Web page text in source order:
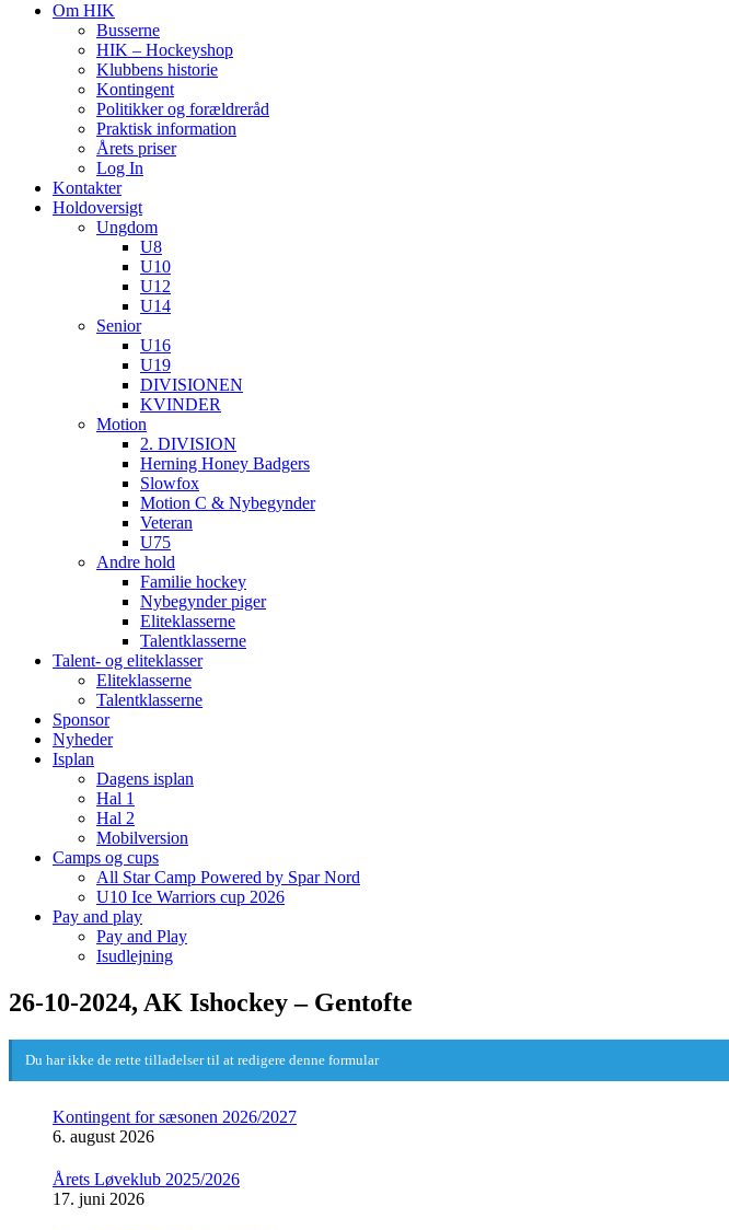
Om HIK
Busserne
HIK – Hockeyshop
Klubbens historie
Kontingent
Politikker og forældreråd
Praktisk information
Årets priser
Log In
Kontakter
Holdoversigt
Ungdom
U8
U10
U12
U14
Senior
U16
U19
DIVISIONEN
KVINDER
Motion
2. DIVISION
Herning Honey Badgers
Slowfox
Motion C & Nybegynder
Veteran
U75
Andre hold
Familie hockey
Nybegynder piger
Eliteklasserne
Talentklasserne
Talent- og eliteklasser
Eliteklasserne
Talentklasserne
Sponsor
Nyheder
Isplan
Dagens isplan
Hal 1
Hal 2
Mobilversion
Camps og cups
All Star Camp Powered by Spar Nord
U10 Ice Warriors cup 2026
Pay and play
Pay and Play
Isudlejning
26-10-2024, AK Ishockey – Gentofte
Du har ikke de rette tilladelser til at redigere denne formular
Kontingent for sæsonen 2026/2027
6. august 2026
Årets Løveklub 2025/2026
17. juni 2026